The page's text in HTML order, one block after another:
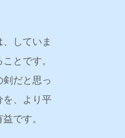
していま
とです。
だと思っ
を、より平
です。